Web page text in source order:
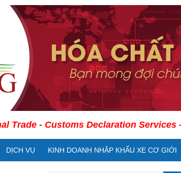
- Customs Declaration Services -
DỊCH VỤ KINH DOANH NHẬP KHẨU XE CƠ GIỚI